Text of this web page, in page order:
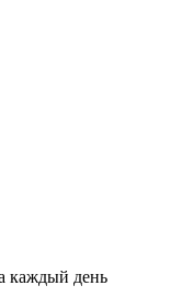
каждый день